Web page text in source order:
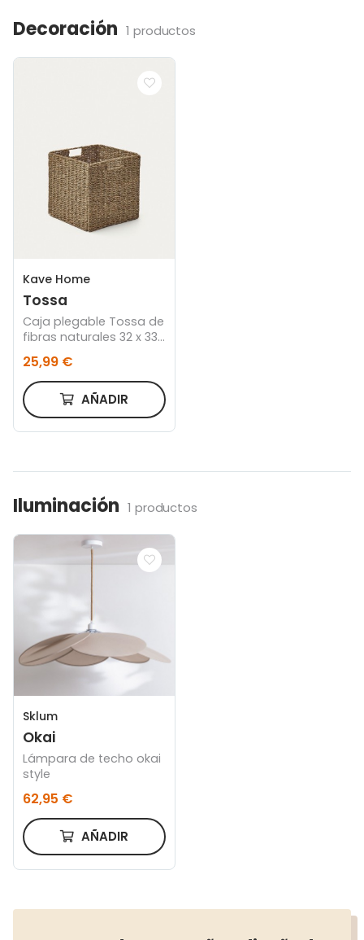
Decoración 1 productos
Kave Home
Tossa
Caja plegable Tossa de
fibras naturales 32 x 33
cm
25,99 €
AÑADIR
Iluminación 1 productos
Sklum
Okai
Lámpara de techo okai
style
62,95 €
AÑADIR